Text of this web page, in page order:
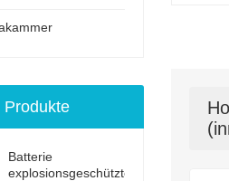
Produkte
Batterie
explosionsgeschützter